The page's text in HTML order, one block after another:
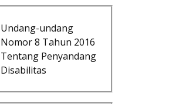
Undang-undang
Nomor 8 Tahun 2016
Tentang Penyandang
Disabilitas